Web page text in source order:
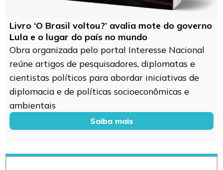
Livro ‘O Brasil voltou?’ avalia mote do governo
Lula e o lugar do país no mundo
Obra organizada pelo portal Interesse Nacional
reúne artigos de pesquisadores, diplomatas e
cientistas políticos para abordar iniciativas de
diplomacia e de políticas socioeconômicas e
ambientais
Saiba mais